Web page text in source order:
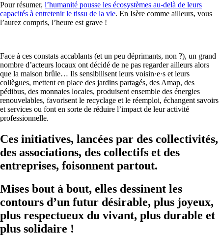
Pour résumer, l’humanité pousse les écosystèmes au-delà de leurs
capacités à entretenir le tissu de la vie. En Isère comme ailleurs, vous
l’aurez compris, l’heure est grave !
Face à ces constats accablants (et un peu déprimants, non ?), un grand
nombre d’acteurs locaux ont décidé de ne pas regarder ailleurs alors
que la maison brûle… Ils sensibilisent leurs voisin·e·s et leurs
collègues, mettent en place des jardins partagés, des Amap, des
pédibus, des monnaies locales, produisent ensemble des énergies
renouvelables, favorisent le recyclage et le réemploi, échangent savoirs
et services ou font en sorte de réduire l’impact de leur activité
professionnelle.
Ces initiatives, lancées par des collectivités,
des associations, des collectifs et des
entreprises, foisonnent partout.
Mises bout à bout, elles dessinent les
contours d’un futur désirable, plus joyeux,
plus respectueux du vivant, plus durable et
plus solidaire !